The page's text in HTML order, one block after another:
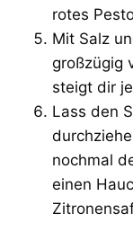
rotes
Mit Salz
großzügig
steigt dir
Lass den
nochmal
einen